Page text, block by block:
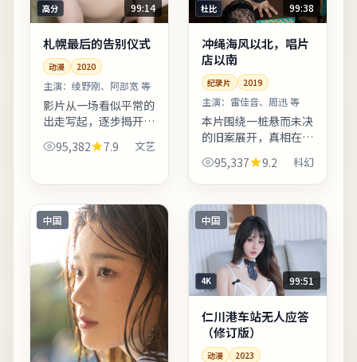
高分 99:14
札幌最后的告别仪式
动漫 2020
主演： 绫野刚、阿部宽 等
影片从一场看似平常的
出走写起，逐步揭开人
物之间的隐秘牵绊。影
片后半段反转并非单纯
看，这是一部类型元素
清晰、...
95,382 7.9 文艺
杜比 99:38
冲绳海风以北，唱片
店以南
纪录片 2019
主演： 雷佳音、周迅 等
本片围绕一桩悬而未决
的旧案展开，真相在回
忆与现实之间反复折
射。配乐邀请知名作曲
剧情高潮同步上扬。欢
迎在观影记录里写下你
的解读...
95,337 9.2 科幻
中国 中国
4K 99:51
仁川港车站无人应答
（修订版）
动漫 2023